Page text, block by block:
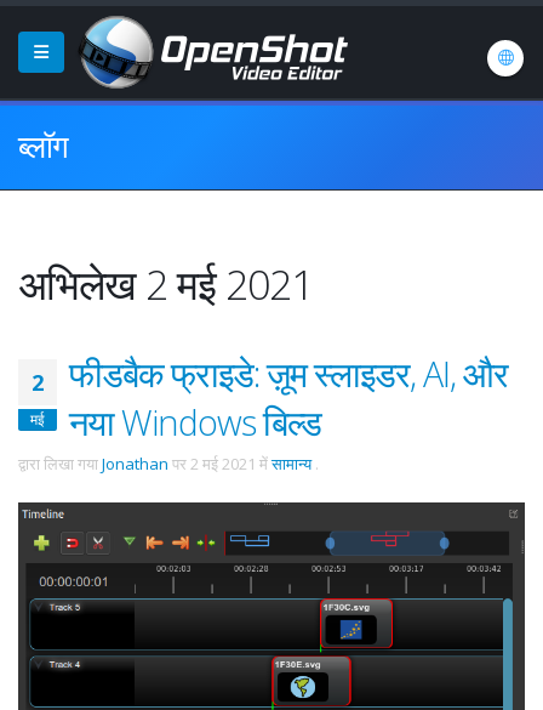
ब्लॉग
अभिलेख 2 मई 2021
2
मई
फीडबैक फ्राइडे: ज़ूम स्लाइडर, AI, और
नया Windows बिल्ड
द्वारा लिखा गयाJonathan पर2 मई 2021 मेंसामान्य.